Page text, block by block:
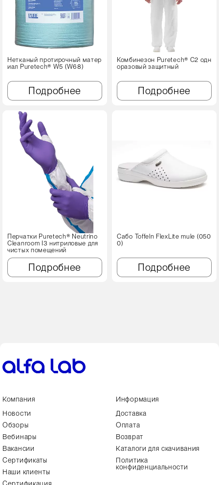
Нетканый протирочный матер
иал Puretech® W5 (W68)
Подробнее
Комбинезон Puretech® C2 одн
оразовый защитный
Подробнее
Перчатки Puretech® Neutrino
Cleanroom I3 нитриловые для
чистых помещений
Подробнее
Сабо Toffeln FlexLite mule (050
0)
Подробнее
Компания
Новости
Обзоры
Вебинары
Вакансии
Сертификаты
Наши клиенты
Информация
Доставка
Оплата
Возврат
Каталоги для скачивания
Политика
конфиденциальности